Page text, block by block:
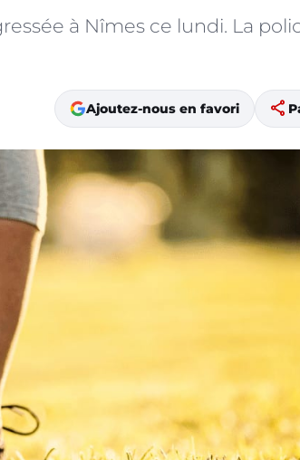
à Nîmes ce lundi. La
Ajoutez-nous en favori share